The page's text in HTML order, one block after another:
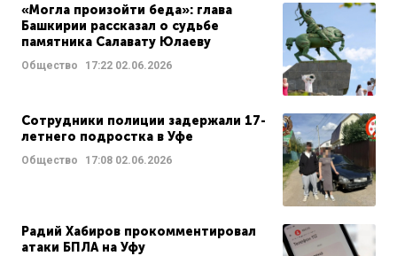
«Могла произойти беда»: глава
Башкирии рассказал о судьбе
памятника Салавату Юлаеву
Общество 17:22 02.06.2026
Сотрудники полиции задержали 17-
летнего подростка в Уфе
Общество 17:08 02.06.2026
Радий Хабиров прокомментировал
атаки БПЛА на Уфу